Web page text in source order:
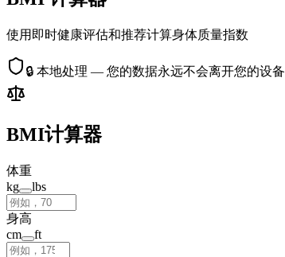
使用即时健康评估和推荐计算身体质量指数
🔒 本地处理 — 您的数据永远不会离开您的设备
BMI计算器
体重
kg
lbs
身高
cm
ft